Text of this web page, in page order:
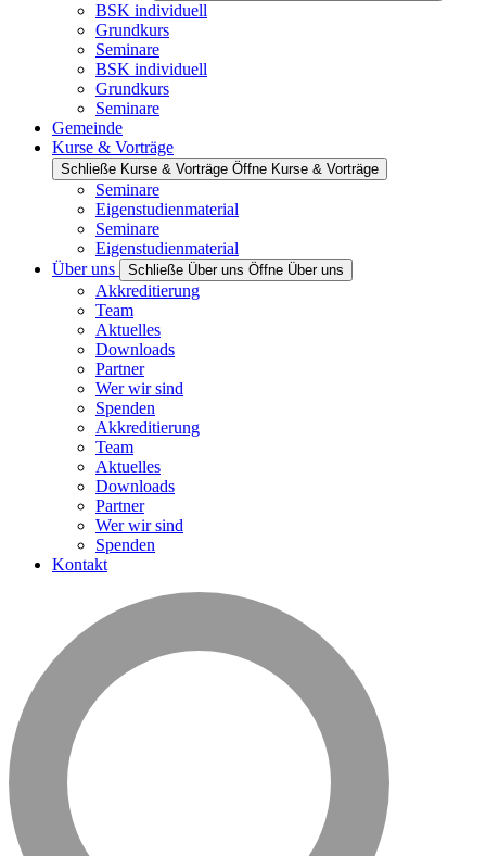
BSK individuell
Grundkurs
Seminare
BSK individuell
Grundkurs
Seminare
Gemeinde
Kurse & Vorträge
Schließe Kurse & Vorträge Öffne Kurse & Vorträge
Seminare
Eigenstudienmaterial
Seminare
Eigenstudienmaterial
Über uns
Schließe Über uns Öffne Über uns
Akkreditierung
Team
Aktuelles
Downloads
Partner
Wer wir sind
Spenden
Akkreditierung
Team
Aktuelles
Downloads
Partner
Wer wir sind
Spenden
Kontakt